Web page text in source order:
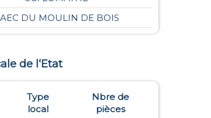
DU MOULIN DE BOIS
de l‘Etat
Type
local
Nbre de
pièces